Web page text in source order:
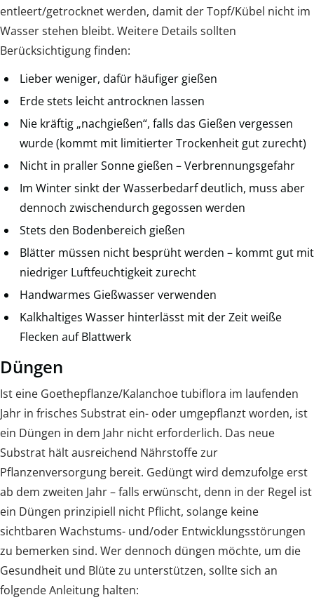
entleert/getrocknet werden, damit der Topf/Kübel nicht im
Wasser stehen bleibt. Weitere Details sollten
Berücksichtigung finden:
Lieber weniger, dafür häufiger gießen
Erde stets leicht antrocknen lassen
Nie kräftig „nachgießen“, falls das Gießen vergessen
wurde (kommt mit limitierter Trockenheit gut zurecht)
Nicht in praller Sonne gießen – Verbrennungsgefahr
Im Winter sinkt der Wasserbedarf deutlich, muss aber
dennoch zwischendurch gegossen werden
Stets den Bodenbereich gießen
Blätter müssen nicht besprüht werden – kommt gut mit
niedriger Luftfeuchtigkeit zurecht
Handwarmes Gießwasser verwenden
Kalkhaltiges Wasser hinterlässt mit der Zeit weiße
Flecken auf Blattwerk
Düngen
Ist eine Goethepflanze/Kalanchoe tubiflora im laufenden
Jahr in frisches Substrat ein- oder umgepflanzt worden, ist
ein Düngen in dem Jahr nicht erforderlich. Das neue
Substrat hält ausreichend Nährstoffe zur
Pflanzenversorgung bereit. Gedüngt wird demzufolge erst
ab dem zweiten Jahr – falls erwünscht, denn in der Regel ist
ein Düngen prinzipiell nicht Pflicht, solange keine
sichtbaren Wachstums- und/oder Entwicklungsstörungen
zu bemerken sind. Wer dennoch düngen möchte, um die
Gesundheit und Blüte zu unterstützen, sollte sich an
folgende Anleitung halten: